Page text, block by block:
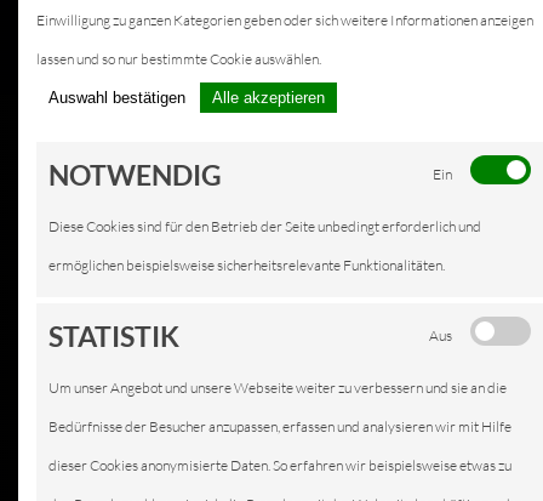
KFZ-SERVICE IN
Einwilligung zu ganzen Kategorien geben oder sich weitere Informationen anzeigen
lassen und so nur bestimmte Cookie auswählen.
Auswahl bestätigen Alle akzeptieren
NOTWENDIG Ein
Diese Cookies sind für den Betrieb der Seite unbedingt erforderlich und
ermöglichen beispielsweise sicherheitsrelevante Funktionalitäten.
STATISTIK Aus
Um unser Angebot und unsere Webseite weiter zu verbessern und sie an die
Bedürfnisse der Besucher anzupassen, erfassen und analysieren wir mit Hilfe
dieser Cookies anonymisierte Daten. So erfahren wir beispielsweise etwas zu